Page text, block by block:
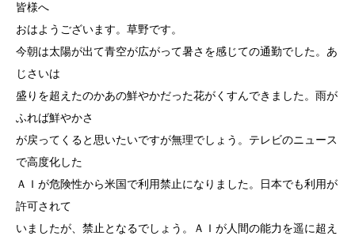
皆様へ
おはようございます。草野です。
今朝は太陽が出て青空が広がって暑さを感じての通勤でした。あ
じさいは
盛りを超えたのかあの鮮やかだった花がくすんできました。雨が
ふれば鮮やかさ
が戻ってくると思いたいですが無理でしょう。テレビのニュース
で高度化した
ＡＩが危険性から米国で利用禁止になりました。日本でも利用が
許可されて
いましたが、禁止となるでしょう。ＡＩが人間の能力を遥に超え